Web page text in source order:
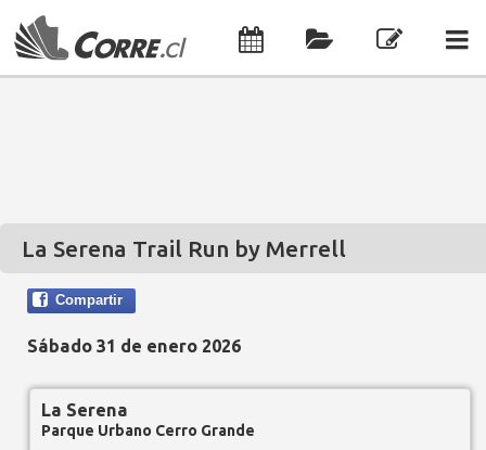
La Serena Trail Run by Merrell
Compartir
Sábado 31 de enero 2026
La Serena
Parque Urbano Cerro Grande